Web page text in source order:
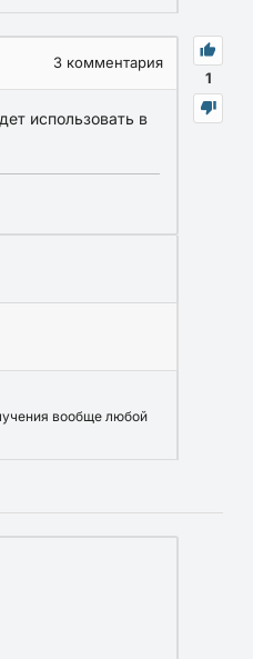
1
3 комментария
использовать в
вообще любой